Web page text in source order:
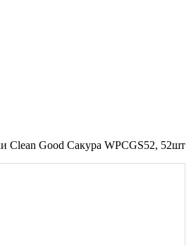
Clean Good Сакура WPCGS52, 52шт